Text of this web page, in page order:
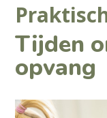
Tijden
opvang